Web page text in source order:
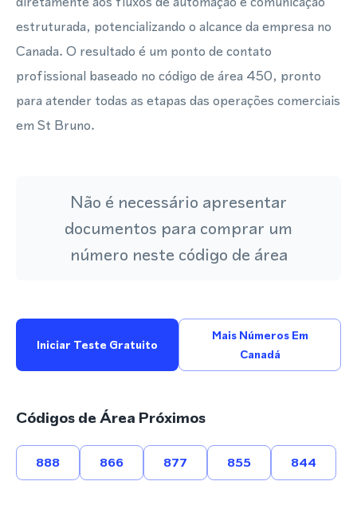
estruturada, potencializando o alcance da empresa no
Canada. O resultado é um ponto de contato
profissional baseado no código de área 450, pronto
para atender todas as etapas das operações comerciais
em St Bruno.
Não é necessário apresentar
documentos para comprar um
número neste código de área
Iniciar Teste Gratuito
Mais Números Em
Canadá
Códigos de Área Próximos
888 866 877 855 844